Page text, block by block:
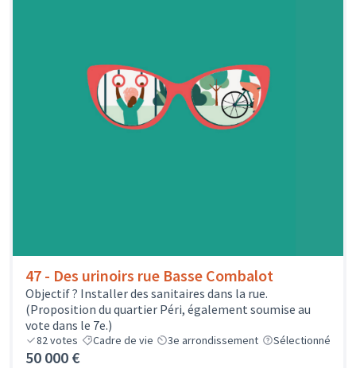
47 - Des urinoirs rue Basse Combalot
Objectif ? Installer des sanitaires dans la rue.
(Proposition du quartier Péri, également soumise au
vote dans le 7e.)
82votes Cadre de vie 3e arrondissement Sélectionné
50 000 €